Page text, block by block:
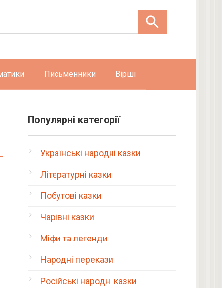
Письменники Вірші
Популярні категорії
Українські народні казки
Літературні казки
Побутові казки
Чарівні казки
Міфи та легенди
Народні перекази
Російські народні казки